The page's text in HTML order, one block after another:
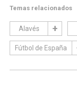
Temas relacionados
Alavés
Fútbol de España